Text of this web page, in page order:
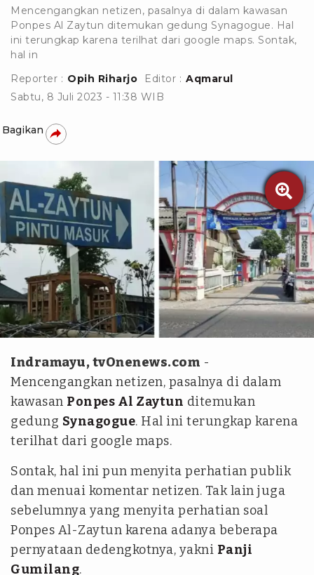
Mencengangkan netizen, pasalnya di dalam kawasan
Ponpes Al Zaytun ditemukan gedung Synagogue. Hal
ini terungkap karena terilhat dari google maps. Sontak,
hal in
Reporter : Opih Riharjo Editor : Aqmarul
Sabtu, 8 Juli 2023 - 11:38 WIB
Bagikan

Istimewa
Indramayu, tvOnenews.com -
Mencengangkan netizen, pasalnya di dalam
kawasan Ponpes Al Zaytun ditemukan
gedung Synagogue. Hal ini terungkap karena
terilhat dari google maps.
Sontak, hal ini pun menyita perhatian publik
dan menuai komentar netizen. Tak lain juga
sebelumnya yang menyita perhatian soal
Ponpes Al-Zaytun karena adanya beberapa
pernyataan dedengkotnya, yakni Panji
Gumilang.